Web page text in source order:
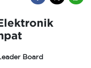
Board